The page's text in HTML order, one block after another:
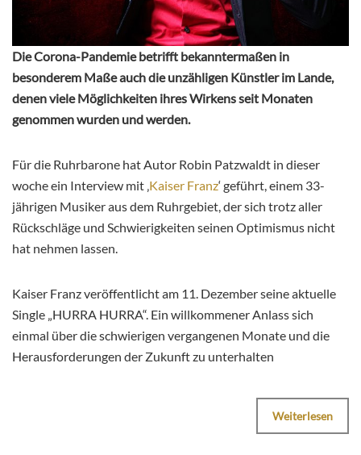
Die Corona-Pandemie betrifft bekanntermaßen in
besonderem Maße auch die unzähligen Künstler im Lande,
denen viele Möglichkeiten ihres Wirkens seit Monaten
genommen wurden und werden.
Für die Ruhrbarone hat Autor Robin Patzwaldt in dieser
woche ein Interview mit ‚ Kaiser Franz‘ geführt, einem 33-
jährigen Musiker aus dem Ruhrgebiet, der sich trotz aller
Rückschläge und Schwierigkeiten seinen Optimismus nicht
hat nehmen lassen.
Kaiser Franz veröffentlicht am 11. Dezember seine aktuelle
Single „HURRA HURRA“. Ein willkommener Anlass sich
einmal über die schwierigen vergangenen Monate und die
Herausforderungen der Zukunft zu unterhalten
Weiterlesen